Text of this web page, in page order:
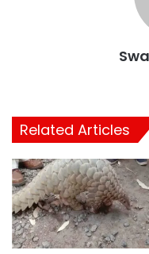
Related Articles